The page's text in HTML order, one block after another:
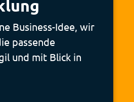
Business-Idee, wir
passende
und mit Blick in